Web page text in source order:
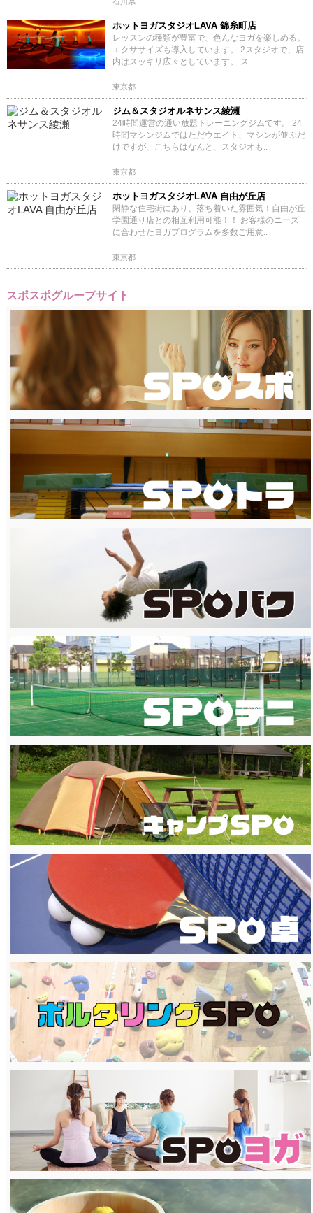
ホットヨガスタジオLAVA 錦糸町店
レッスンの種類が豊富で、色んなヨガを楽しめる。
エクササイズも導入しています。 2スタジオで、店
内はスッキリ広々としています。 ス..
東京都
ジム＆スタジオルネサンス綾瀬
24時間運営の通い放題トレーニングジムです。 24
時間マシンジムではただウエイト、マシンが並ぶだ
けですが、こちらはなんと、スタジオも..
東京都
ホットヨガスタジオLAVA 自由が丘店
閑静な住宅街にあり、落ち着いた雰囲気！自由が丘
学園通り店との相互利用可能！！ お客様のニーズ
に合わせたヨガプログラムを多数ご用意..
東京都
スポスポグループサイト